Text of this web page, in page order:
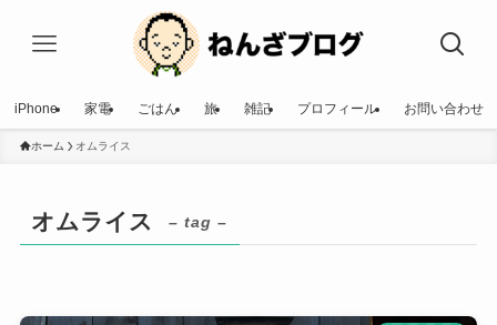
iPhone 家電 ごはん 旅 雑記 プロフィール お問い合わせ
ホーム オムライス
オムライス – tag –